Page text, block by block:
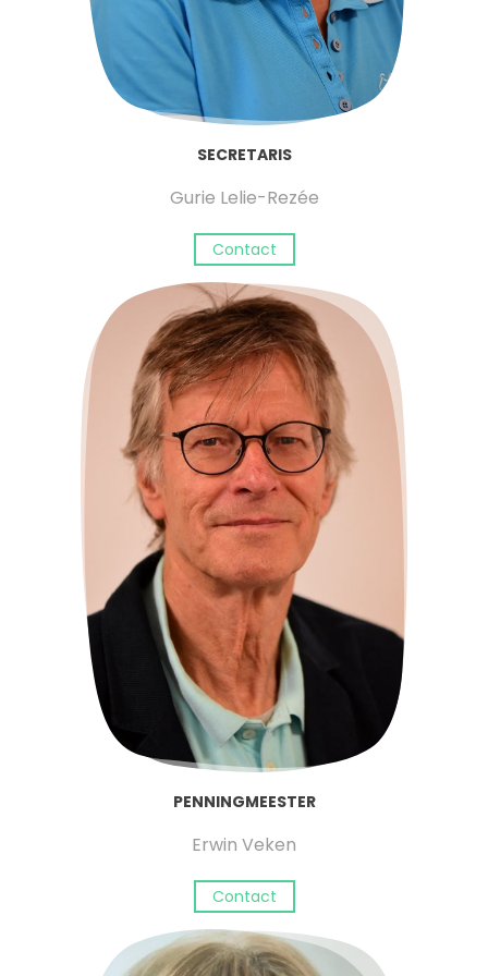
SECRETARIS
Gurie Lelie-Rezée
Contact
PENNINGMEESTER
Erwin Veken
Contact